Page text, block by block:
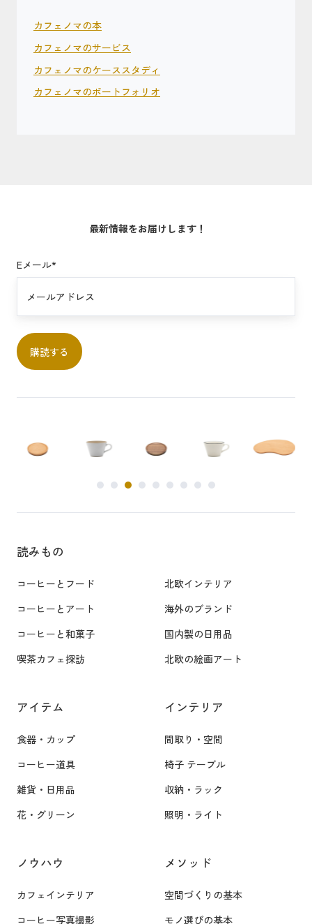
カフェノマの本
カフェノマのサービス
カフェノマのケーススタディ
カフェノマのポートフォリオ
最新情報をお届けします！
Eメール*
…
読みもの
コーヒーとフード
コーヒーとアート
コーヒーと和菓子
喫茶カフェ探訪
北欧インテリア
海外のブランド
国内製の日用品
北欧の絵画アート
アイテム
食器・カップ
コーヒー道具
雑貨・日用品
花・グリーン
インテリア
間取り・空間
椅子 テーブル
収納・ラック
照明・ライト
ノウハウ
カフェインテリア
コーヒー写真撮影
メソッド
空間づくりの基本
モノ選びの基本